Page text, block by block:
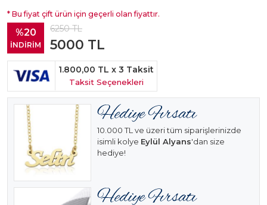
* Bu fiyat çift ürün için geçerli olan fiyattır.
%20
İNDİRİM
6250TL
5000 TL
1.800,00 TL x 3 Taksit
Taksit Seçenekleri
10.000 TL ve üzeri tüm siparişlerinizde
isimli kolye Eylül Alyans'dan size
hediye!